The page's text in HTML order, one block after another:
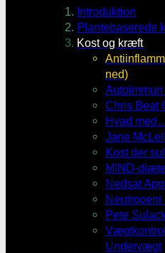
Introduktion
Plantebaserede
Kost og kræft
ned)
Chris Beat
Hvad med…
Jane
Kost der
MIND-
Nedsat
Neutropeni
Pete
Undervægt